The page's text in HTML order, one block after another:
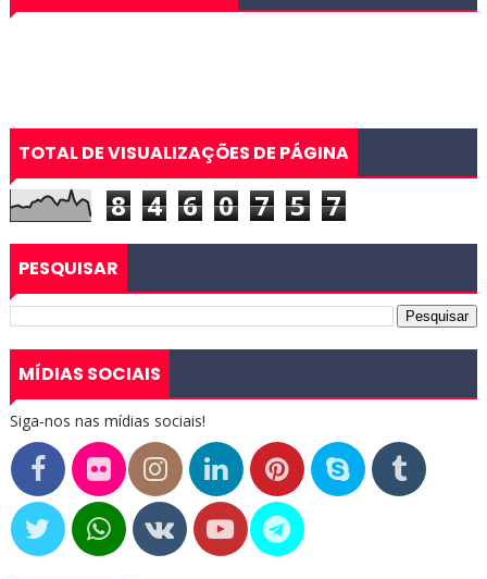
TOTAL DE VISUALIZAÇÕES DE PÁGINA
8 4 6 0 7 5 7
PESQUISAR
MÍDIAS SOCIAIS
Siga-nos nas mídias sociais!